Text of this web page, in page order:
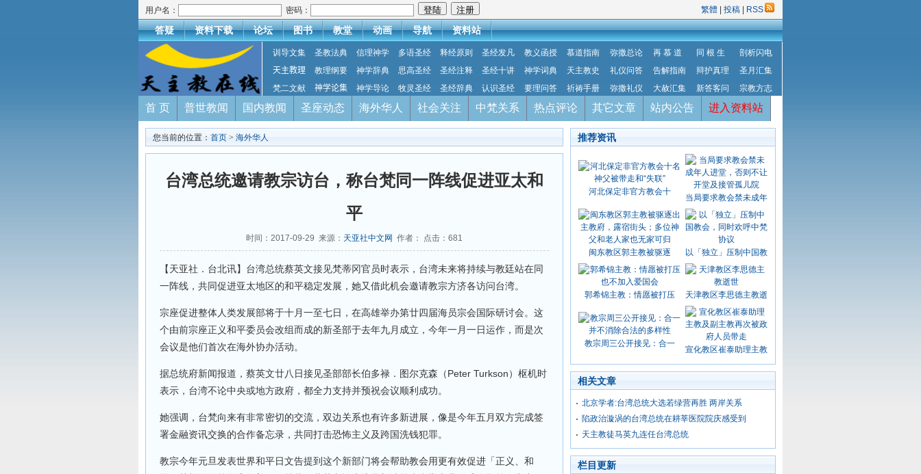
用户名： 密码： 繁體 投稿 RSS
答疑 资料下载 论坛 图书 教堂 动画 导航 资料站
训导文集 圣教法典 信理神学 多语圣经 释经原则 圣经发凡 教义函授 慕道指南 弥撒总论 再 慕 道 同 根 生
剖析闪电
天主教理
教理纲要 神学辞典 思高圣经 圣经注释 圣经十讲 神学词典 天主教史 礼仪问答 告解指南 辩护真理
圣月汇集
梵二文献
神学论集 神学导论 牧灵圣经 圣经辞典 认识圣经 要理问答 祈祷手册 弥撒礼仪 大赦汇集 新答客问 宗教方志
首 页 普世教闻 国内教闻 圣座动态 海外华人 社会关注 中梵关系 热点评论 其它文章 站内公告 进入资料站
您当前的位置： 首页 > 海外华人
台湾总统邀请教宗访台，称台梵同一阵线促进亚太和
平
时间：2017-09-29 来源： 天亚社中文网 作者： 点击： 681
【天亚社．台北讯】台湾总统蔡英文接见梵蒂冈官员时表示，台湾未来将持续与教廷站在同
一阵线，共同促进亚太地区的和平稳定发展，她又借此机会邀请教宗方济各访问台湾。
宗座促进整体人类发展部将于十月一至七日，在高雄举办第廿四届海员宗会国际研讨会。这
个由前宗座正义和平委员会改组而成的新圣部于去年九月成立，今年一月一日运作，而是次
会议是他们首次在海外协办活动。
据总统府新闻报道，蔡英文廿八日接见圣部部长伯多禄．图尔克森（Peter Turkson）枢机时
表示，台湾不论中央或地方政府，都全力支持并预祝会议顺利成功。
她强调，台梵向来有非常密切的交流，双边关系也有许多新进展，像是今年五月双方完成签
署金融资讯交换的合作备忘录，共同打击恐怖主义及跨国洗钱犯罪。
教宗今年元旦发表世界和平日文告提到这个新部门将会帮助教会用更有效促进「正义、和
推荐资讯
河北保定非官方教会十
当局要求教会禁未成年
闽东教区郭主教被驱逐 以「独立」压制中国教
郭希锦主教：情愿被打压 天津教区李思德主教逝
教宗周三公开接见：合一
宣化教区崔泰助理主教
相关文章
北京学者:台湾总统大选若绿营再胜 两岸关系
陷政治漩涡的台湾总统在耕莘医院院庆感受到
天主教徒马英九连任台湾总统
栏目更新